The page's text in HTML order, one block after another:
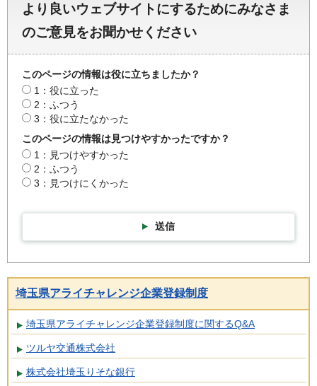
より良いウェブサイトにするためにみなさま
のご意見をお聞かせください
このページの情報は役に立ちましたか？
1：役に立った
2：ふつう
3：役に立たなかった
このページの情報は見つけやすかったですか？
1：見つけやすかった
2：ふつう
3：見つけにくかった
送信
埼玉県アライチャレンジ企業登録制度
埼玉県アライチャレンジ企業登録制度に関するQ&A
ツルヤ交通株式会社
株式会社埼玉りそな銀行